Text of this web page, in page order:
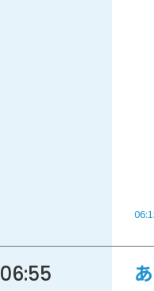
06:55